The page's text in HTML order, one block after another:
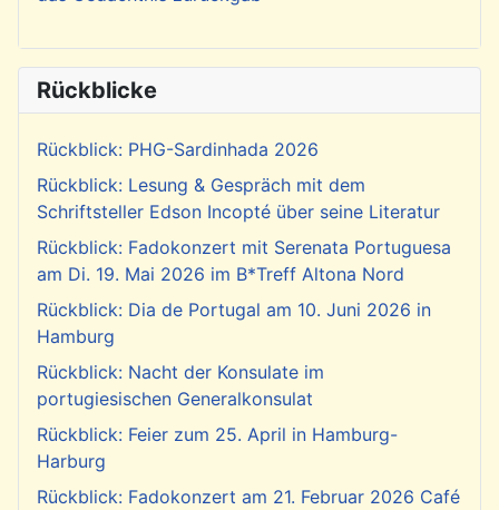
Rückblicke
Rückblick: PHG-Sardinhada 2026
Rückblick: Lesung & Gespräch mit dem
Schriftsteller Edson Incopté über seine Literatur
Rückblick: Fadokonzert mit Serenata Portuguesa
am Di. 19. Mai 2026 im B*Treff Altona Nord
Rückblick: Dia de Portugal am 10. Juni 2026 in
Hamburg
Rückblick: Nacht der Konsulate im
portugiesischen Generalkonsulat
Rückblick: Feier zum 25. April in Hamburg-
Harburg
Rückblick: Fadokonzert am 21. Februar 2026 Café